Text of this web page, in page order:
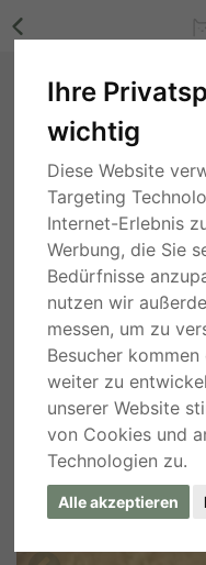
Ihre
wichtig
Diese Website
Targeting
Internet-Erlebnis
Werbung, die Sie
Bedürfnisse
nutzen wir
messen, um zu
Besucher
weiter zu
unserer Website
von Cookies und
Technologien zu.
Alle akzeptieren
Bati, Kangal,
Nordrhein-Westfalen